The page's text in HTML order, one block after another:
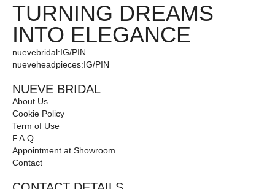
TURNING DREAMS
INTO ELEGANCE
nuevebridal:IG/PIN
nueveheadpieces:IG/PIN
NUEVE BRIDAL
About Us
Cookie Policy
Term of Use
F.A.Q
Appointment at Showroom
Contact